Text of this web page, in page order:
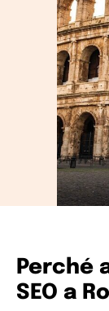
Perché
SEO a